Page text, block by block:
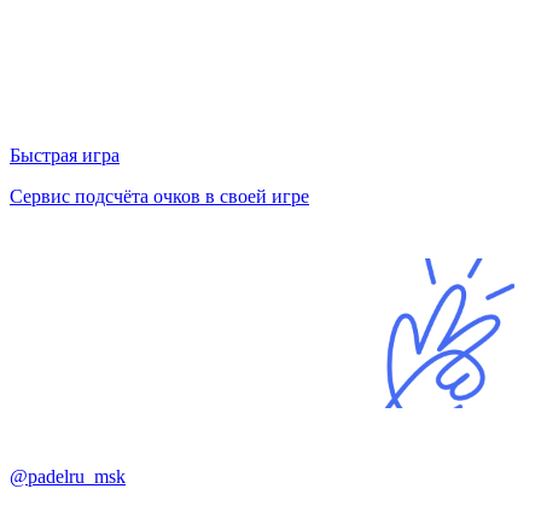
Быстрая игра
Сервис подсчёта очков в своей игре
@padelru_msk